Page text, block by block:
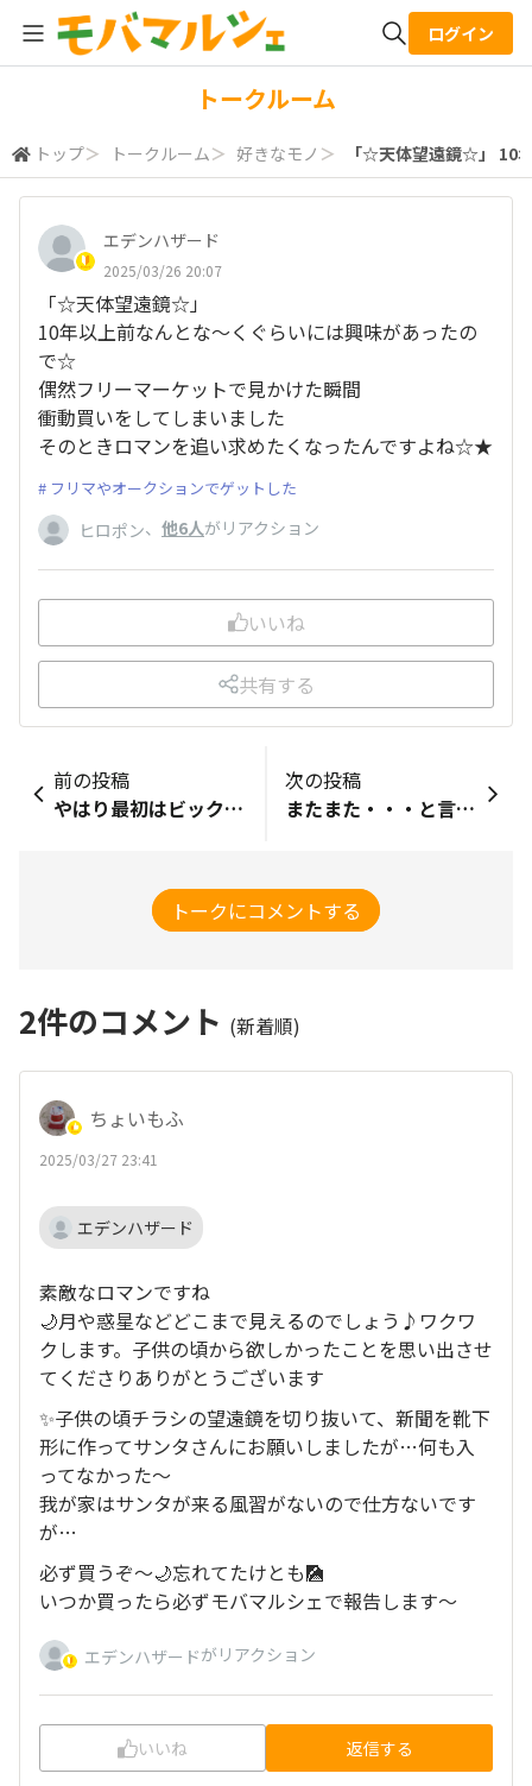
検索
ログイン
トークルーム
トップ＞ トークルーム＞ 好きなモノ ＞ 「☆天体望遠鏡☆」 10
エデンハザード
2025/03/26 20:07
「☆天体望遠鏡☆」
10年以上前なんとな～くぐらいには興味があったの
で☆
偶然フリーマーケットで見かけた瞬間
衝動買いをしてしまいました
そのときロマンを追い求めたくなったんですよね☆★
フリマやオークションでゲットした
ヒロポン、 他6人がリアクション
いいね
共有する
前の投稿
やはり最初はビックリマンばかりにお金をかけています。要らないシールはまた売れるので✨
次の投稿
またまた・・・と言われそうですが またまたキャットランニングホイールを購入 ２台目です。 １台目の時は アトラクションの順番を待つ長蛇の列ごとき 順番を守らず横から入る子やけんかも勃発 室内飼いのにゃんこたちに必要なのは食事と運動 健康管理には出費を惜しみません。 長い目でみれば病院代と思えば。。。です。
トークにコメントする
2件のコメント (新着順)
ちょいもふ
2025/03/27 23:41
エデンハザード
素敵なロマンですね
🌙月や惑星などどこまで見えるのでしょう♪ワクワ
クします。子供の頃から欲しかったことを思い出させ
てくださりありがとうございます
✨子供の頃チラシの望遠鏡を切り抜いて、新聞を靴下
形に作ってサンタさんにお願いしましたが…何も入
ってなかった〜
我が家はサンタが来る風習がないので仕方ないです
が…
必ず買うぞ〜🌙忘れてたけとも🎑
いつか買ったら必ずモバマルシェで報告します〜
エデンハザードがリアクション
いいね 返信する